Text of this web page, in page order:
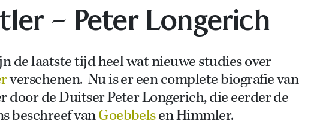
– Peter Longerich
de laatste tijd heel wat nieuwe studies over
verschenen. Nu is er een complete biografie van
door de Duitser Peter Longerich, die eerder de
beschreef vanGoebbelsen Himmler.